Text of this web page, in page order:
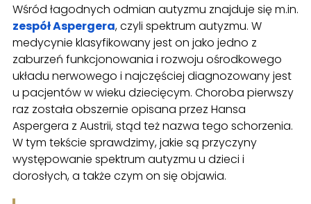
Wśród łagodnych odmian autyzmu znajduje się m.in.
zespół Aspergera, czyli spektrum autyzmu. W
medycynie klasyfikowany jest on jako jedno z
zaburzeń funkcjonowania i rozwoju ośrodkowego
układu nerwowego i najczęściej diagnozowany jest
u pacjentów w wieku dziecięcym. Choroba pierwszy
raz została obszernie opisana przez Hansa
Aspergera z Austrii, stąd też nazwa tego schorzenia.
W tym tekście sprawdzimy, jakie są przyczyny
występowanie spektrum autyzmu u dzieci i
dorosłych, a także czym on się objawia.